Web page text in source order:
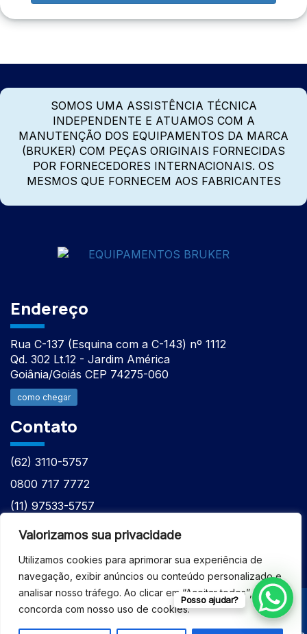
Valorizamos sua privacidade
Utilizamos cookies para aprimorar sua experiência de
navegação, exibir anúncios ou conteúdo personalizado e
analisar nosso tráfego. Ao clicar em “Aceitar todos”, você
concorda com nosso uso de cookies.
SOMOS UMA ASSISTÊNCIA TÉCNICA
INDEPENDENTE E ATUAMOS COM A
MANUTENÇÃO DOS EQUIPAMENTOS DA MARCA
(BRUKER) COM PEÇAS ORIGINAIS FORNECIDAS
POR FORNECEDORES INTERNACIONAIS. OS
MESMOS QUE FORNECEM AOS FABRICANTES
Endereço
Rua C-137 (Esquina com a C-143) nº 1112
Qd. 302 Lt.12 - Jardim América
Goiânia/Goiás CEP 74275-060
como chegar
Contato
(62) 3110-5757
0800 717 7772
(11) 97533-5757
(62) 98610-7777
© 2026 - ASSISTÊNCIA TÉCNICA ESPECIALIZADA
Posso ajudar?